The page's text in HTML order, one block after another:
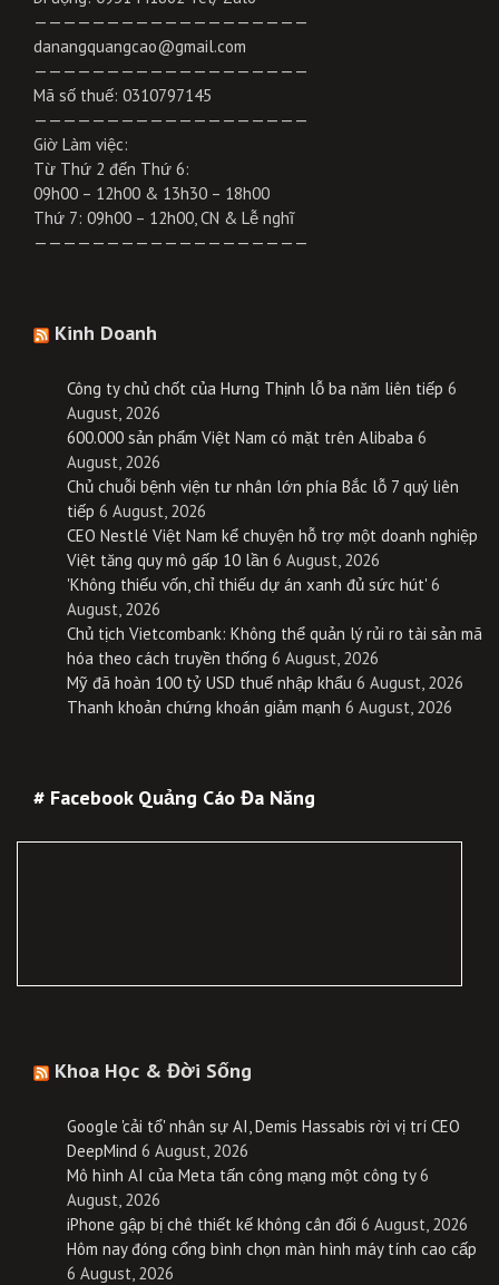
———————————————————
danangquangcao@gmail.com
———————————————————
Mã số thuế: 0310797145
———————————————————
Giờ Làm việc:
Từ Thứ 2 đến Thứ 6:
09h00 – 12h00 & 13h30 – 18h00
Thứ 7: 09h00 – 12h00, CN & Lễ nghĩ
———————————————————
Kinh Doanh
Công ty chủ chốt của Hưng Thịnh lỗ ba năm liên tiếp 6
August, 2026
600.000 sản phẩm Việt Nam có mặt trên Alibaba 6
August, 2026
Chủ chuỗi bệnh viện tư nhân lớn phía Bắc lỗ 7 quý liên
tiếp 6 August, 2026
CEO Nestlé Việt Nam kể chuyện hỗ trợ một doanh nghiệp
Việt tăng quy mô gấp 10 lần 6 August, 2026
'Không thiếu vốn, chỉ thiếu dự án xanh đủ sức hút' 6
August, 2026
Chủ tịch Vietcombank: Không thể quản lý rủi ro tài sản mã
hóa theo cách truyền thống 6 August, 2026
Mỹ đã hoàn 100 tỷ USD thuế nhập khẩu 6 August, 2026
Thanh khoản chứng khoán giảm mạnh 6 August, 2026
# Facebook Quảng Cáo Đa Năng
Khoa Học & Đời Sống
Google 'cải tổ' nhân sự AI, Demis Hassabis rời vị trí CEO
DeepMind 6 August, 2026
Mô hình AI của Meta tấn công mạng một công ty 6
August, 2026
iPhone gập bị chê thiết kế không cân đối 6 August, 2026
Hôm nay đóng cổng bình chọn màn hình máy tính cao cấp
6 August, 2026